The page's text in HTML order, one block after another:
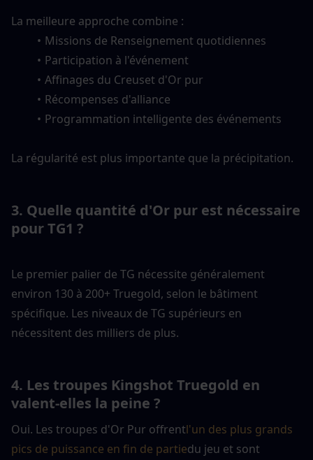
La meilleure approche combine :
Missions de Renseignement quotidiennes
Participation à l'événement
Affinages du Creuset d'Or pur
Récompenses d'alliance
Programmation intelligente des événements
La régularité est plus importante que la précipitation.
3. Quelle quantité d'Or pur est nécessaire
pour TG1 ?
Le premier palier de TG nécessite généralement
environ 130 à 200+ Truegold, selon le bâtiment
spécifique. Les niveaux de TG supérieurs en
nécessitent des milliers de plus.
4. Les troupes Kingshot Truegold en
valent-elles la peine ?
Oui. Les troupes d'Or Pur offrentl'un des plus grands
pics de puissance en fin de partiedu jeu et sont